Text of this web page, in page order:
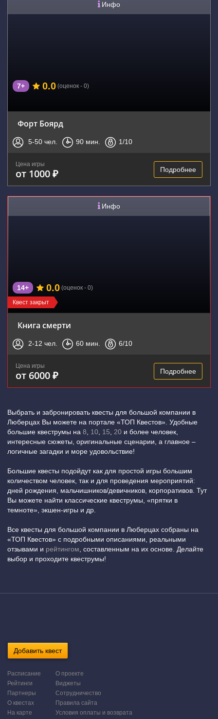
Инфо
7+ 0.0 (оценок - 0)
Форт Боярд
5-50 чел. 90 мин. 1/10
Цена игры
от 1000 ₽ Подробнее
Инфо
Квест закрыт
14+ 0.0 (оценок - 0)
Книга смерти
2-12 чел. 60 мин. 6/10
Цена игры
от 6000 ₽ Подробнее
Выбрать и забронировать квесты для большой компании в
Люберцах Вы можете на портале «ТОП Квестов». Удобные
большие квеструмы на 8 10 15 20 и более человек,
интересные сюжеты, оригинальные сценарии, а главное –
логичные загадки и море удовольствие!
Большие квесты подойдут как для простой игры большим
количеством человек, так и для проведения мероприятий:
дней рождения, мальчишников/девичников, корпоративов. Тут
Вы можете найти классические квеструмы, «прятки в
темноте», экшен-игры и др.
Все квесты для большой компании в Люберцах собраны на
«ТОП Квестов» с подробными описаниями, реальными
отзывами и рейтингом , составленным на их основе. Делайте
выбор и проходите квеструмы!
Добавить квест
Расписание
Рейтинги
Партнеры
О квестах
На карте
О проекте
Виджеты
Сотрудничество
Правила сайта
Условия оплаты и возврата